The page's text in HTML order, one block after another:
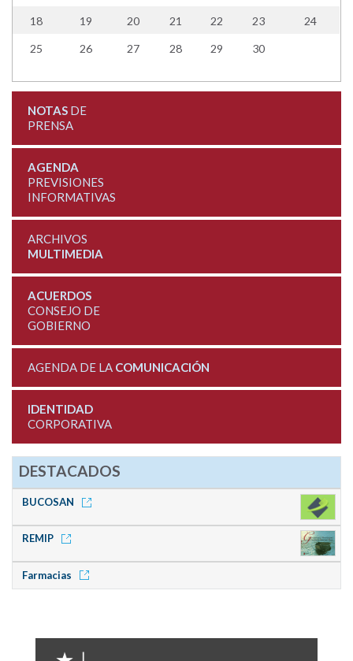
18 19 20 21 22 23 24
25 26 27 28 29 30
NOTASDE
PRENSA
AGENDA
PREVISIONES
INFORMATIVAS
ARCHIVOS
MULTIMEDIA
ACUERDOS
CONSEJO DE
GOBIERNO
AGENDA DE LA COMUNICACIÓN
IDENTIDAD
CORPORATIVA
DESTACADOS
BUCOSAN
REMIP
Farmacias